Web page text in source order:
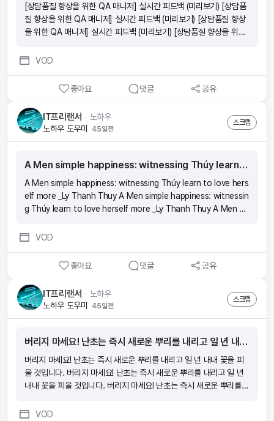
[상담품질 향상을 위한 QA 매니저] 실시간 피드백 (미리보기) [상담품
질 향상을 위한 QA 매니저] 실시간 피드백 (미리보기) [상담품질 향상
을 위한 QA 매니저] 실시간 피드백 (미리보기) [상담품질 향상을 위한
VOD
좋아요 댓글 공유
IT프리랜서 ᆞ 노하우
노하우 도우미
45일전
스크랩
A Men simple happiness: witnessing Thúy learn to love herself more _Ly Thanh Thuy
A Men simple happiness: witnessing Thúy learn to love hers
elf more _Ly Thanh Thuy A Men simple happiness: witnessin
g Thúy learn to love herself more _Ly Thanh Thuy A Men si
_Ly Thanh Thuy A Men simple happiness: witnessing Thúy le
VOD
좋아요 댓글 공유
IT프리랜서 ᆞ 노하우
노하우 도우미
45일전
스크랩
버리지 마세요! 난초는 즉시 새로운 뿌리를 내리고 일 년 내내 꽃을 피울 것입니다.
버리지 마세요! 난초는 즉시 새로운 뿌리를 내리고 일 년 내내 꽃을 피
울 것입니다. 버리지 마세요! 난초는 즉시 새로운 뿌리를 내리고 일 년
내내 꽃을 피울 것입니다. 버리지 마세요! 난초는 즉시 새로운 뿌리를
로운 뿌리를 내리고 일 년 내내 꽃을 피울 것입니다.
VOD